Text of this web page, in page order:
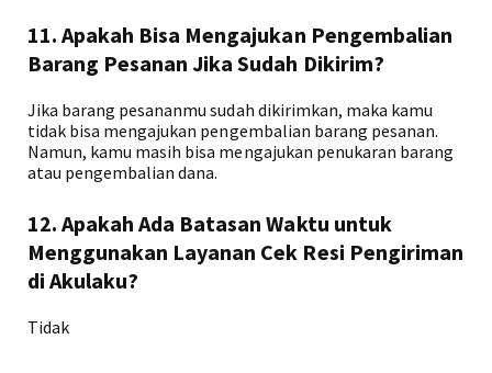
11. Apakah Bisa Mengajukan Pengembalian
Barang Pesanan Jika Sudah Dikirim?
Jika barang pesananmu sudah dikirimkan, maka kamu
tidak bisa mengajukan pengembalian barang pesanan.
Namun, kamu masih bisa mengajukan penukaran barang
atau pengembalian dana.
12. Apakah Ada Batasan Waktu untuk
Menggunakan Layanan Cek Resi Pengiriman
di Akulaku?
Tidak